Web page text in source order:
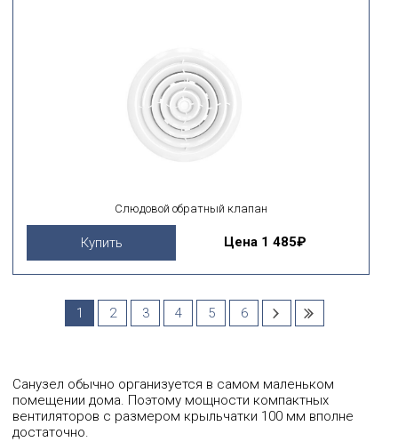
Слюдовой обратный клапан
Купить Цена 1 485₽
1 2 3 4 5 6
Санузел обычно организуется в самом маленьком
помещении дома. Поэтому мощности компактных
вентиляторов с размером крыльчатки 100 мм вполне
достаточно.